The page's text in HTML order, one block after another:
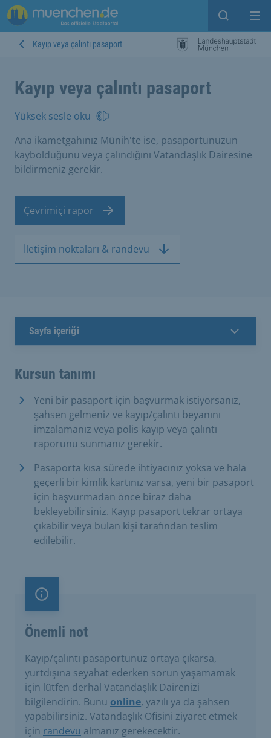
Open
Kayıp veya çalıntı pasaport
Kayıp veya çalıntı pasaport
Yüksek sesle oku
Ana ikametgahınız Münih'te ise, pasaportunuzun
kaybolduğunu veya çalındığını Vatandaşlık Dairesine
bildirmeniz gerekir.
Çevrimiçi rapor
İletişim noktaları & randevu
Sayfa içeriği
Kursun tanımı
Yeni bir pasaport için başvurmak istiyorsanız,
şahsen gelmeniz ve kayıp/çalıntı beyanını
imzalamanız veya polis kayıp veya çalıntı
raporunu sunmanız gerekir.
Pasaporta kısa sürede ihtiyacınız yoksa ve hala
geçerli bir kimlik kartınız varsa, yeni bir pasaport
için başvurmadan önce biraz daha
bekleyebilirsiniz. Kayıp pasaport tekrar ortaya
çıkabilir veya bulan kişi tarafından teslim
edilebilir.
Önemli not
Önemli not
Kayıp/çalıntı pasaportunuz ortaya çıkarsa,
yurtdışına seyahat ederken sorun yaşamamak
için lütfen derhal Vatandaşlık Dairenizi
bilgilendirin. Bunu online, yazılı ya da şahsen
yapabilirsiniz. Vatandaşlık Ofisini ziyaret etmek
için randevu almanız gerekecektir.